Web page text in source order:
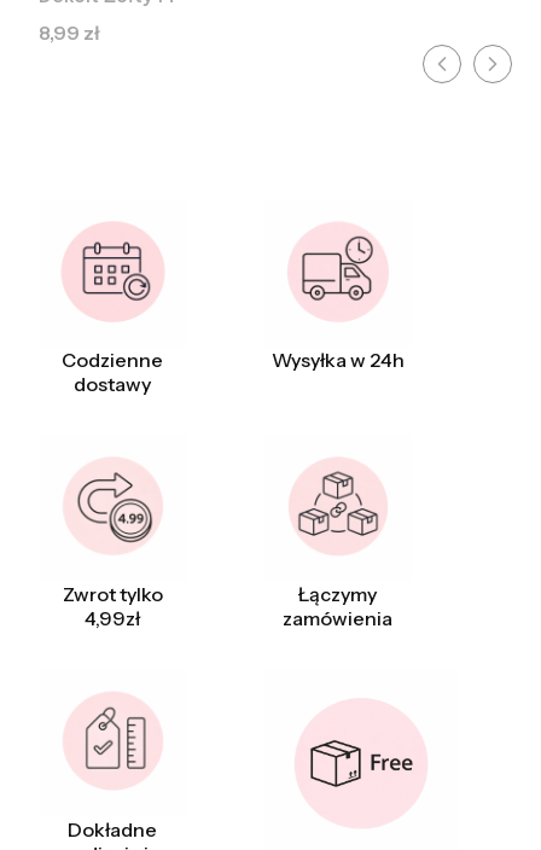
Cena
8,99 zł
Codzienne
dostawy
Wysyłka w 24h
Zwrot tylko
4,99zł
Łączymy
zamówienia
Dokładne